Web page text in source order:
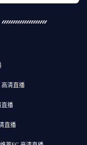
高清直播
直播
直播